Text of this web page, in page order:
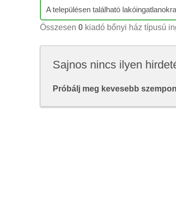
A településen található
Összesen 0 kiadó bőnyi ház típusú
Sajnos nincs ilyen
Próbálj meg kevesebb